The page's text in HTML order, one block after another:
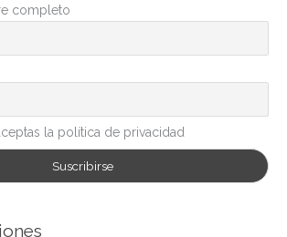
completo
la política de privacidad